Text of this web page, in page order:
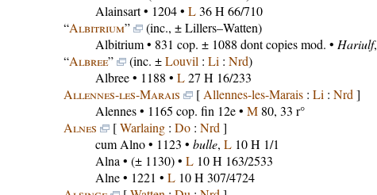
Alainsart• 1204 • L36 H 66/710
“Albitrium”
(inc., ± Lillers–Watten)
Albitrium• 831 cop. ± 1088 dont copies mod. • Hariulf,
“Albree” (inc. ±Louvil : Li : Nrd)
Albree• 1188 • L27 H 16/233
Allennes-les-Marais
[ Allennes-les-Marais: Li : Nrd ]
Alennes• 1165 cop. fin 12e • M80, 33 r°
Alnes
[Warlaing: Do: Nrd ]
cum Alno• 1123 • bulle, L10 H 1/1
Alna • (± 1130) • L10 H 163/2533
Alne• 1221 • L10 H 307/4724